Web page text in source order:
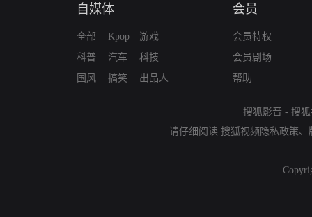
自媒体
全部
科普
国风
Kpop
汽车
搞笑
游戏
科技
出品人
会员
会员特权
会员剧场
帮助
搜狐影音 - 搜
请仔细阅读 搜狐视频隐私政策、